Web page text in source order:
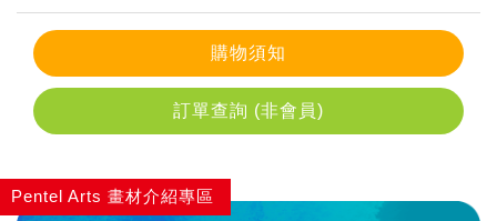
畫筆
購物須知
訂單查詢 (非會員)
Pentel Arts 畫材介紹專區